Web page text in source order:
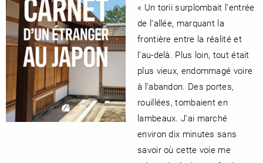
« Un torii surplombait l’entrée
de l’allée, marquant la
frontière entre la réalité et
l’au-delà. Plus loin, tout était
plus vieux, endommagé voire
à l’abandon. Des portes,
rouillées, tombaient en
lambeaux. J’ai marché
environ dix minutes sans
savoir où cette voie me